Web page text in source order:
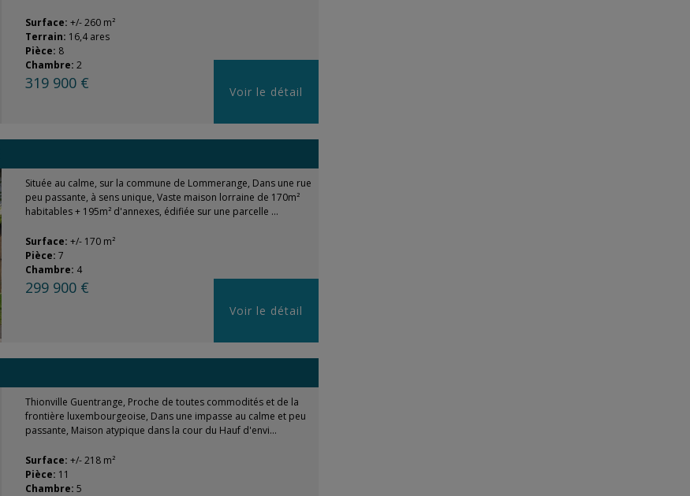
Surface: +/- 260 m²
Terrain: 16,4 ares
Pièce: 8
Chambre: 2
319 900 € Voir le détail
Située au calme, sur la commune de Lommerange, Dans une rue
peu passante, à sens unique, Vaste maison lorraine de 170m²
habitables + 195m² d'annexes, édifiée sur une parcelle ...
Surface: +/- 170 m²
Pièce: 7
Chambre: 4
299 900 €
Voir le détail
Thionville Guentrange, Proche de toutes commodités et de la
frontière luxembourgeoise, Dans une impasse au calme et peu
passante, Maison atypique dans la cour du Hauf d'envi...
Surface: +/- 218 m²
Pièce: 11
Chambre: 5